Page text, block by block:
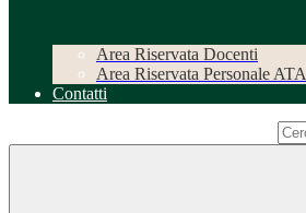
Area Riservata Docenti
Area Riservata Personale ATA
Contatti